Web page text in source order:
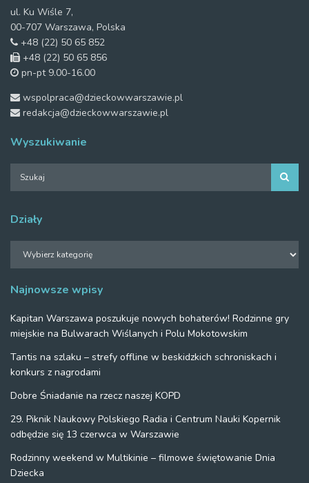
ul. Ku Wiśle 7,
00-707 Warszawa, Polska
+48 (22) 50 65 852
+48 (22) 50 65 856
pn-pt 9.00-16.00
wspolpraca@dzieckowwarszawie.pl
redakcja@dzieckowwarszawie.pl
Wyszukiwanie
Działy
Najnowsze wpisy
Kapitan Warszawa poszukuje nowych bohaterów! Rodzinne gry
miejskie na Bulwarach Wiślanych i Polu Mokotowskim
Tantis na szlaku – strefy offline w beskidzkich schroniskach i
konkurs z nagrodami
Dobre Śniadanie na rzecz naszej KOPD
29. Piknik Naukowy Polskiego Radia i Centrum Nauki Kopernik
odbędzie się 13 czerwca w Warszawie
Rodzinny weekend w Multikinie – filmowe świętowanie Dnia
Dziecka